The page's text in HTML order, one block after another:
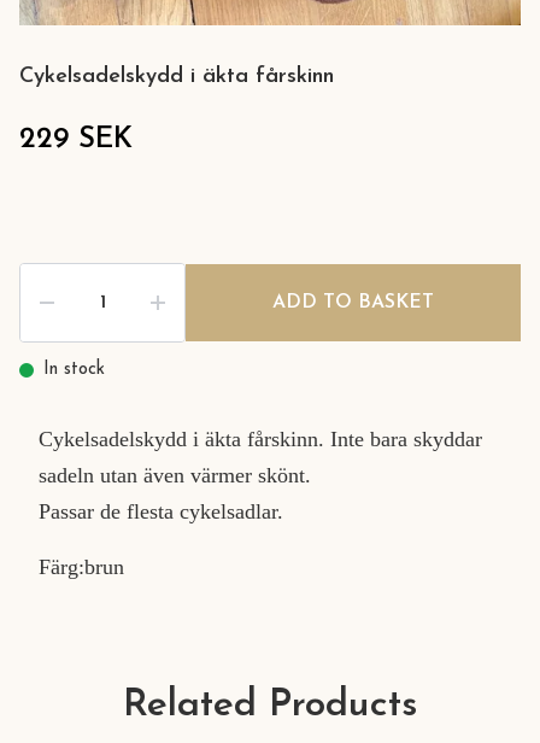
Cykelsadelskydd i äkta fårskinn
229 SEK
ADD TO BASKET
In stock
Cykelsadelskydd i äkta fårskinn. Inte bara skyddar
sadeln utan även värmer skönt.
Passar de flesta cykelsadlar.
Färg:brun
Related Products